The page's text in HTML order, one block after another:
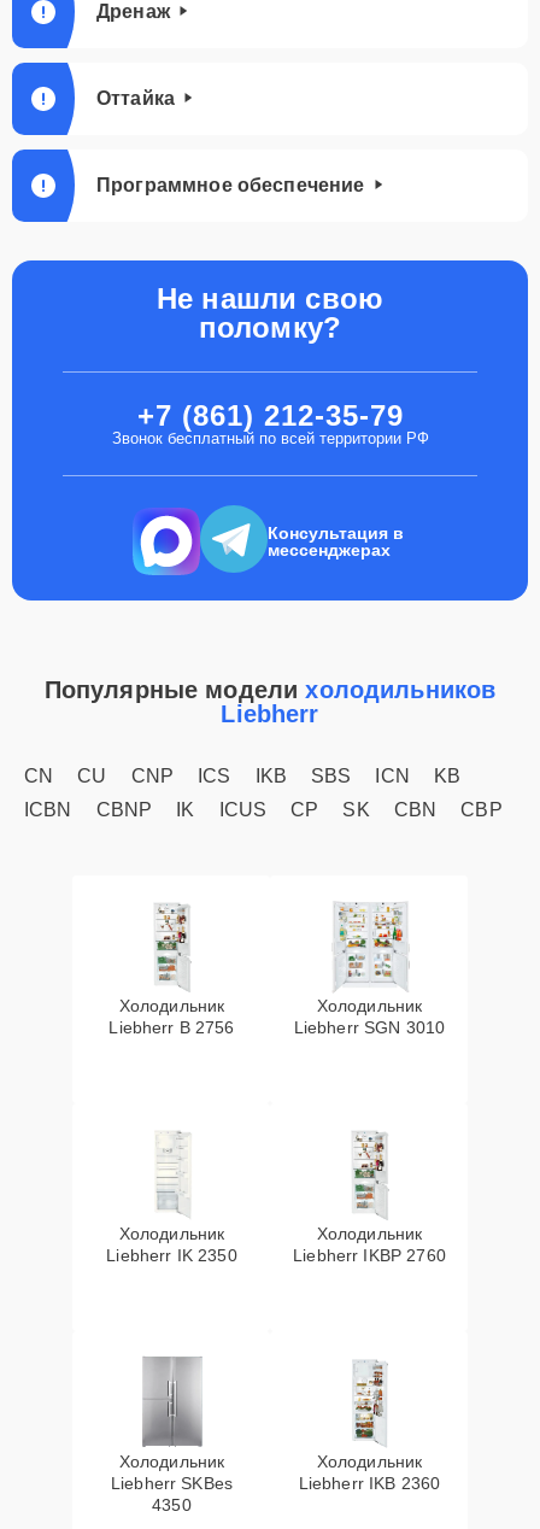
Дренаж
Оттайка
Программное обеспечение
Не нашли свою
поломку?
+7 (861) 212-35-79
Звонок бесплатный по всей территории РФ
Консультация в
мессенджерах
Популярные моделихолодильников
Liebherr
CN CU CNP ICS IKB SBS ICN
KB
ICBN
CBNP IK ICUS CP SK CBN CBP
Холодильник
Liebherr B 2756
Холодильник
Liebherr SGN 3010
Холодильник
Liebherr IK 2350
Холодильник
Liebherr IKBP 2760
Холодильник
Liebherr SKBes
4350
Холодильник
Liebherr IKB 2360